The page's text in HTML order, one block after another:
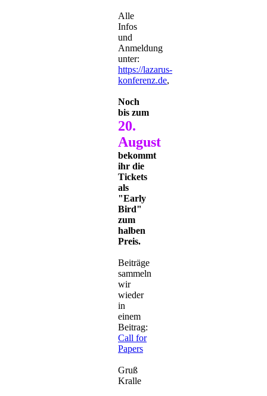
Alle
Infos
und
Anmeldung
unter:
https://lazarus-
konferenz.de,
Noch
bis zum
20.
August
bekommt
ihr die
Tickets
als
"Early
Bird"
zum
halben
Preis.
Beiträge
sammeln
wir
wieder
in
einem
Beitrag:
Call for
Papers
Gruß
Kralle